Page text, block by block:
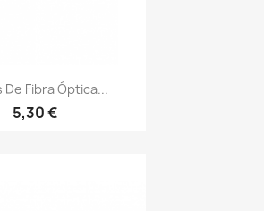
Vista rápida
De Fibra Óptica...
5,30 €